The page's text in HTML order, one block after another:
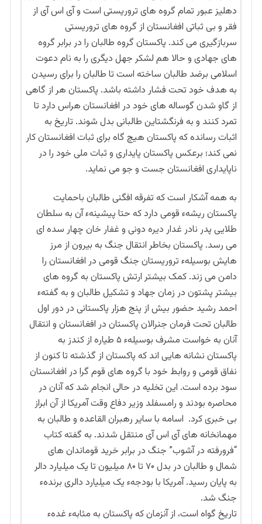
دهلیز عبور تمام گروه های تروریستی است و آی اس آی از
فقر و بی ثباتی افغانستان از گروه های تروریستی
سربازگیری می کند. پاکستان گروه طالبان را در برابر گروه
های جهادی و حالا هم لشکر جهل دیگری را به نام دعوت
اسلامی برضد طالبان ساخته است تا طالبان را برای رسیدن
به هدف خود تحت فشار داشته باشد. پاکستان هر از گاهی
از گاو شدن گوساله های خود در افغانستان هراس دارد تا
تمرد کنند و به فرنگشتاین طالبانی بدل شوند. تاریخ به
اثبات رسانده که پاکستان هیچ گاه برای ثبات افغانستان کار
نمی کند؛ برعکس پاکستان پایداری و ثبات ملی خود را در
ناپایداری افغانستان جست و جو می ‌نماید.
به همه آشکار است که تفرقه افگنی طالبان باحمایت
پاکستان ریشهء قومی دارد که حتا پیشینهء آن به سلطان
طلایی پدر نادر غدار دیره دونی و غفار خان چهار سده ای
می رسد. پاکستان بخاطر انتقال جنگ به بیرون از مرز
هایش بوسیلهء تروریستان جنگ قومی در افغانستان را
دامن می زند. کمک بیشتر ارتش پاکستان به گروه های
بیشتر پشتون در زمان جهاد و تشکیل طالبان و به گفتهء
احمد رشید حضور بیش از پنج هزار پاکستانی در دور اول
طالبان تحت فرمان جنرالان پاکستان در افغانستان و انتقال
آنان به خواست مشرف بوسیلهء ۵ طیاره از کندز به
پاکستان نشانه هایی اند که پاکستان از گذشته تا کنون از
نفاق قومی و روابط خود با گروه های قوم گرا در افغانستان
سود برده است. این تخلیه در حالی انجام شد که آنان در
محاصره بودند و رامسفلد وزیر دفاع وقت آمریکا از آن ابراز
بی خبری کرد. اسامه با سایر رهبران القاعده و طالبان به
مهمانخانه های آی اس آی منتقل شدند. به گفته کتاب
“فرورفته در آشوب” جنگ در برابر خرید قوماندان های
شمال و طالبان در بدل ۷۰ تا ۸۰ میلیون تا یک میلیارد دالر
به پایان رسید. آمریکا با بودجهء یک میلیارد دالری برندهء
جنگ شد.
تاریخ گواه است، از آنزمان که پاکستان به مثابهء غدهء